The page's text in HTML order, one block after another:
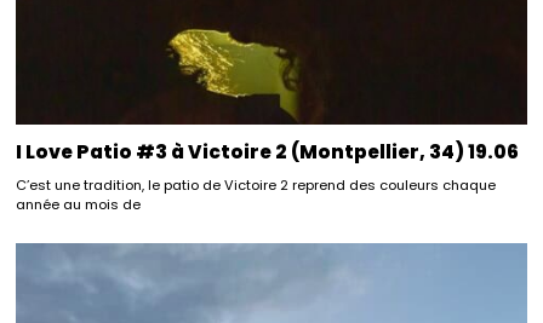
I Love Patio #3 à Victoire 2 (Montpellier, 34) 19.06
C’est une tradition, le patio de Victoire 2 reprend des couleurs chaque
année au mois de